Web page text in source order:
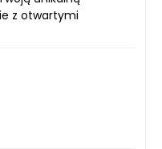
z otwartymi